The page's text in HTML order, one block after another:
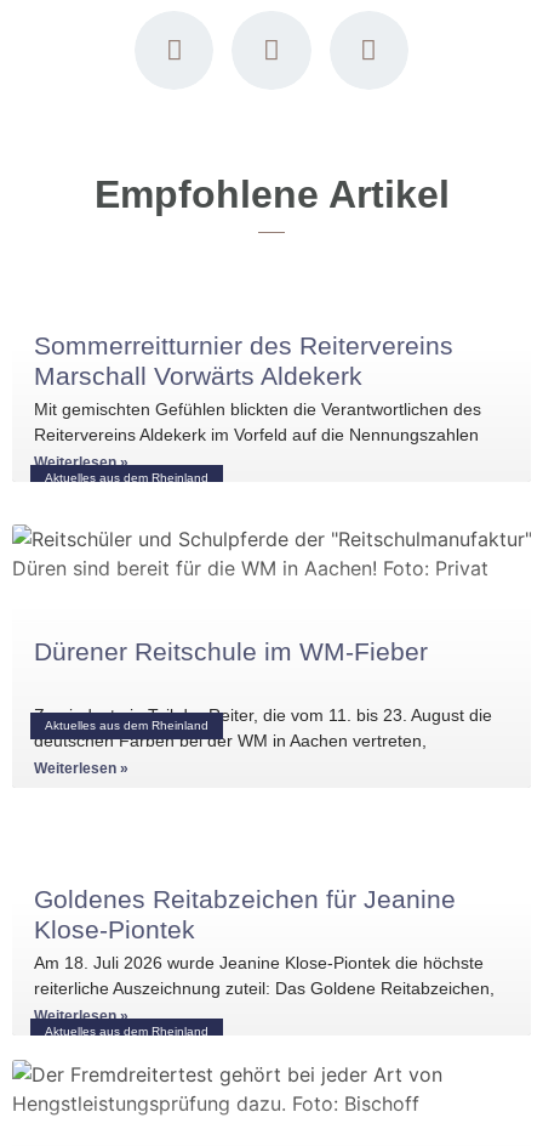
Empfohlene Artikel
Aktuelles aus dem Rheinland
Sommerreitturnier des Reitervereins
Marschall Vorwärts Aldekerk
Mit gemischten Gefühlen blickten die Verantwortlichen des
Reitervereins Aldekerk im Vorfeld auf die Nennungszahlen
vergleichbarer Turniere in der näheren Umgebung. Umso
größer war die
Weiterlesen »
Aktuelles aus dem Rheinland
Dürener Reitschule im WM-Fieber
Zumindest ein Teil der Reiter, die vom 11. bis 23. August die
deutschen Farben bei der WM in Aachen vertreten,
Weiterlesen »
Aktuelles aus dem Rheinland
Goldenes Reitabzeichen für Jeanine
Klose-Piontek
Am 18. Juli 2026 wurde Jeanine Klose-Piontek die höchste
reiterliche Auszeichnung zuteil: Das Goldene Reitabzeichen,
überreicht von Hermann Bender. Vor der
Weiterlesen »